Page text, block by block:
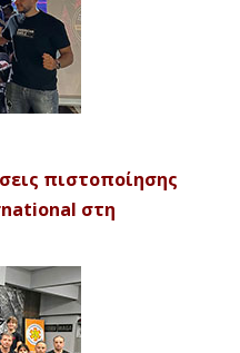
πιστοποίησης
στη